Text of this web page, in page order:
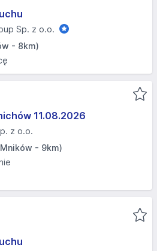
Sp. z o.o.
- 8km)
11.08.2026​
z o.o.
- 9km)